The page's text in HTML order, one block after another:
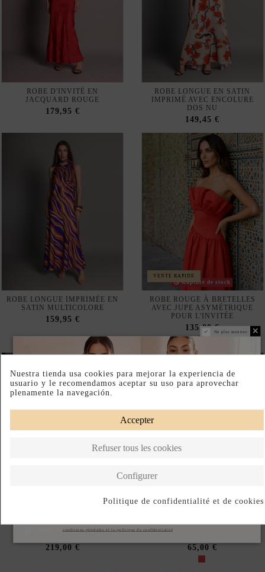
ROBE D'INVITÉ EN
179,95 €
ROBE LONGUE EN SATIN
DOS NU
149,45 €
ROBE LONGUE IMPRIMÉE EN
159,95 €
ROBE ROUGE À BRETELLES
AVEC JUPE ASYMÉTRIQUE
POUR L'INVITÉE
135,00 €
LONGUE ROBE D'INVITÉ
219,00 €
ROBE MIDI ROUGE À
65,00 €